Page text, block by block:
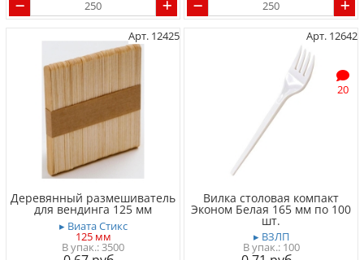
Арт. 12425
Деревянный размешиватель
для вендинга 125 мм
▸ Виата Стикс
125 мм
3500
Арт. 12642
20
Вилка столовая компакт
Эконом Белая 165 мм по 100
шт.
▸ ВЗЛП
100